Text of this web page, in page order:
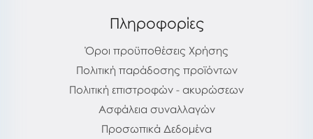
Πληροφορίες
Όροι προϋποθέσεις Χρήσης
Πολιτική παράδοσης προϊόντων
Πολιτική επιστροφών - ακυρώσεων
Ασφάλεια συναλλαγών
Προσωπικά Δεδομένα